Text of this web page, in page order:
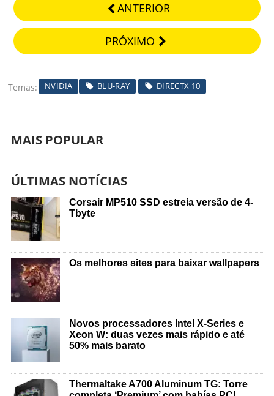
ANTERIOR
PRÓXIMO
Temas NVIDIA BLU-RAY DIRECTX 10
MAIS POPULAR
ÚLTIMAS NOTÍCIAS
Corsair MP510 SSD estreia versão de 4-
Tbyte
Os melhores sites para baixar wallpapers
Novos processadores Intel X-Series e
Xeon W: duas vezes mais rápido e até
50% mais barato
Thermaltake A700 Aluminum TG: Torre